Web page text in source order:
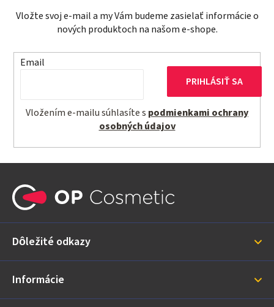
Vložte svoj e-mail a my Vám budeme zasielať informácie o
nových produktoch na našom e-shope.
Email
Vložením e-mailu súhlasíte s podmienkami ochrany
osobných údajov
PRIHLÁSIŤ SA
ä
i
Dôležité odkazy
Informácie